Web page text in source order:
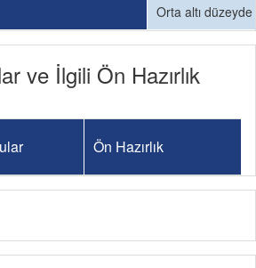
Orta altı
ve İlgili Ön Hazırlık
Ön Hazırlık